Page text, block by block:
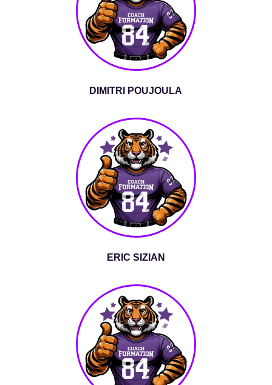
DIMITRI POUJOULA
ERIC SIZIAN